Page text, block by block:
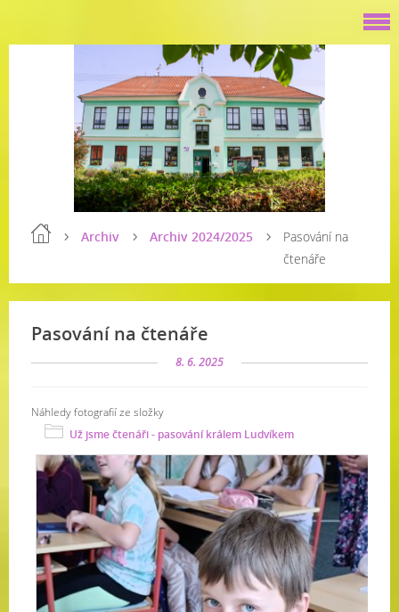
Archiv Archiv 2024/2025
Pasování na
čtenáře
Pasování na čtenáře
8. 6. 2025
Náhledy fotografií ze složky
Už jsme čtenáři - pasování králem Ludvíkem